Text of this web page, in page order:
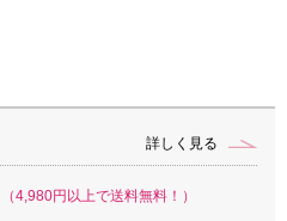
詳しく見る
（4,980円以上で送料無料！）